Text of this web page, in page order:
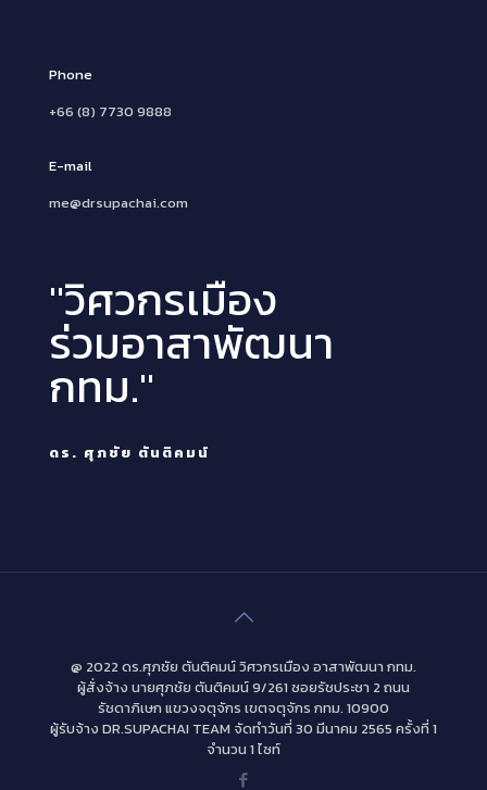
Phone
+66 (8) 7730 9888
E-mail
me@drsupachai.com
"วิศวกรเมือง
ร่วมอาสาพัฒนา
กทม."
ดร. ศุภชัย ตันติคมน์
@ 2022 ดร.ศุภชัย ตันติคมน์ วิศวกรเมือง อาสาพัฒนา กทม.
ผู้สั่งจ้าง นายศุภชัย ตันติคมน์ 9/261 ซอยรัชประชา 2 ถนน
รัชดาภิเษก แขวงจตุจักร เขตจตุจักร กทม. 10900
ผู้รับจ้าง DR.SUPACHAI TEAM จัดทำวันที่ 30 มีนาคม 2565 ครั้งที่ 1
จำนวน 1 ไซท์